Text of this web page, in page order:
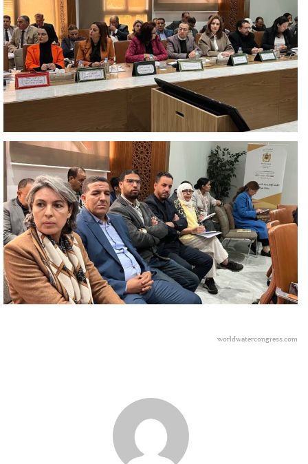
worldwatercongress.com